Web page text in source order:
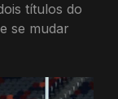
títulos do
se mudar